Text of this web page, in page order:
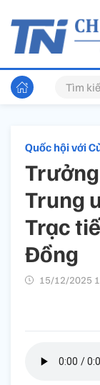
Quốc hội với
Trung
Trạc
Đồng
15/12/2025